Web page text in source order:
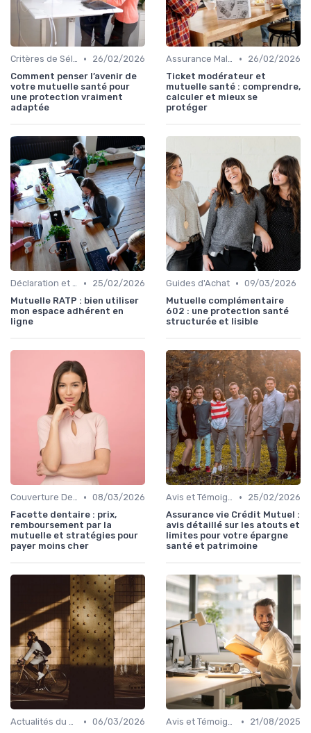
Critères de Sélection •
26/02/2026
Comment penser l’avenir de
votre mutuelle santé pour
une protection vraiment
adaptée
Assurance Maladie et Complémentaire Santé •
26/02/2026
Ticket modérateur et
mutuelle santé : comprendre,
calculer et mieux se
protéger
Déclaration et Remboursement •
25/02/2026
Mutuelle RATP : bien utiliser
mon espace adhérent en
ligne
Guides d'Achat • 09/03/2026
Mutuelle complémentaire
602 : une protection santé
structurée et lisible
Couverture Dentaire et Optique • 08/03/2026
Facette dentaire : prix,
remboursement par la
mutuelle et stratégies pour
payer moins cher
Avis et Témoignages Clients •
25/02/2026
Assurance vie Crédit Mutuel :
avis détaillé sur les atouts et
limites pour votre épargne
santé et patrimoine
Actualités du Secteur de la Santé • 06/03/2026
Avis et Témoignages Clients •
21/08/2025